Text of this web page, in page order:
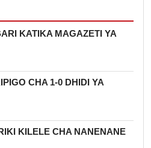
KATIKA MAGAZETI YA
CHA 1-0 DHIDI YA
KILELE CHA NANENANE